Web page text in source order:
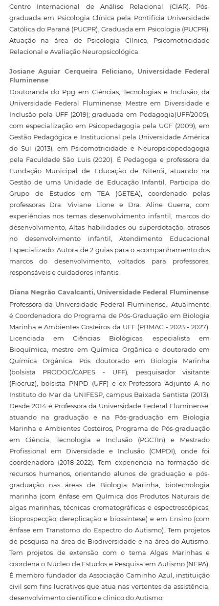
Centro Internacional de Análise Relacional (CIAR). Pós-
graduada em Psicologia Clínica pela Pontifícia Universidade
Católica do Paraná (PUCPR). Graduada em Psicologia (PUCPR).
Atuação na área de Psicologia Clínica, Psicomotricidade
Relacional e Avaliação Neuropsicológica.
Josiane Aguiar Cerqueira Feliciano, Universidade Federal
Fluminense
Doutoranda do Ppg em Ciências, Tecnologias e Inclusão, da
Universidade Federal Fluminense; Mestre em Diversidade e
Inclusão pela UFF (2019); graduada em Pedagogia(UFF/2005),
com especialização em Psicopedagogia pela UGF (2009), em
Gestão Pedagógica e Institucional pela Universidade América
do Sul (2013), em Psicomotricidade e Neuropsicopedagogia
pela Faculdade São Luis (2020). É Pedagoga e professora da
Fundação Municipal de Educação de Niterói, atuando na
Gestão de uma Unidade de Educação Infantil. Participa do
Grupo de Estudos em TEA (GETEA), coordenado pelas
professoras Dra. Viviane Lione e Dra. Aline Guerra, com
experiências nos temas desenvolvimento infantil, marcos do
desenvolvimento, Altas habilidades ou superdotação, atrasos
no desenvolvimento infantil, Atendimento Educacional
Especializado. Autora de 2 guias para o acompanhamento dos
marcos do desenvolvimento, voltados para professores,
responsáveis e cuidadores infantis.
Diana Negrão Cavalcanti, Universidade Federal Fluminense
Professora da Universidade Federal Fluminense.. Atualmente
é Coordenadora do Programa de Pós-Graduação em Biologia
Marinha e Ambientes Costeiros da UFF (PBMAC - 2023 - 2027).
Licenciada em Ciências Biológicas, especialista em
Bioquímica, mestre em Química Orgânica e doutorado em
Química Orgânica. Pós doutorado em Biologia Marinha
(bolsista PRODOC/CAPES - UFF), pesquisador visitante
(Fiocruz), bolsista PNPD (UFF) e ex-Professora Adjunto A no
Instituto do Mar da UNIFESP, campus Baixada Santista (2013).
Desde 2014 é Professora da Universidade Federal Fluminense,
atuando na graduação e na Pós-graduação em Biologia
Marinha e Ambientes Costeiros, Programa de Pós-graduação
em Ciência, Tecnologia e Inclusão (PGCTIn) e Mestrado
Profissional em Diversidade e Inclusão (CMPDI), onde foi
coordenadora (2018-2022). Tem experiencia na formação de
recursos humanos, orientando alunos de graduação e pós-
graduação nas áreas de Biologia Marinha, biotecnologia
marinha (com ênfase em Química dos Produtos Naturais de
algas marinhas, técnicas cromatográficas e espectroscópicas,
bioprospecção, dereplicação e biossíntese) e em Ensino (com
ênfase em Transtorno do Espectro do Autismo). Tem projetos
de pesquisa na área de Biodiversidade e na área do Autismo.
Tem projetos de extensão com o tema Algas Marinhas e
coordena o Núcleo de Estudos e Pesquisa em Autismo (NEPA).
É membro fundador da Associação Caminho Azul, instituição
civil sem fins lucrativos que atua nas vertentes da assistência,
desenvolvimento científico e clinico do Autismo.